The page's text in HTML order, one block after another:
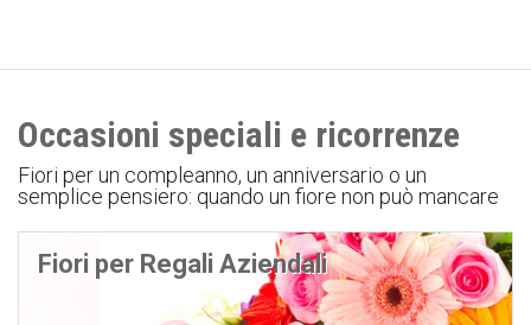
Occasioni speciali e ricorrenze
Fiori per un compleanno, un anniversario o un
semplice pensiero: quando un fiore non può mancare
Fiori per Regali Aziendali